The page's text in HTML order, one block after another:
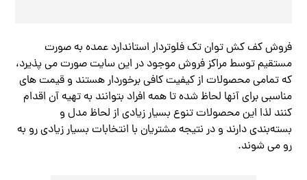
فروش کف کش توان تک فلوتردار استاندارد عمده به صورت
مستقیم توسط مراکز فروش موجود در این سایت صورت می پذیرد،
که تمامی محصولات از کیفیت کافی برخوردار هستند و قیمت های
مناسبی برای آنها لحاظ شده تا همه افراد بتوانند به تهیه آن اقدام
کنند لذا این محصولات تنوع بسیار زیادی از لحاظ مدل و
بسته‌بندی دارند و در نتیجه مشتریان با انتخابات بسیار زیادی رو به
رو می شوند.